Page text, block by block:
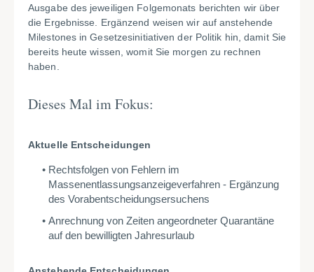
Ausgabe des jeweiligen Folgemonats berichten wir über
die Ergebnisse. Ergänzend weisen wir auf anstehende
Milestones in Gesetzesinitiativen der Politik hin, damit Sie
bereits heute wissen, womit Sie morgen zu rechnen
haben.
Dieses Mal im Fokus:
Aktuelle Entscheidungen
Rechtsfolgen von Fehlern im
Massenentlassungsanzeigeverfahren - Ergänzung
des Vorabentscheidungsersuchens
Anrechnung von Zeiten angeordneter Quarantäne
auf den bewilligten Jahresurlaub